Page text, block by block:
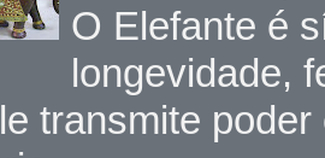
O Elefante é
longevidade,
transmite